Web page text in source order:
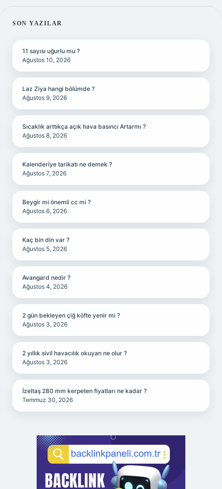
SIDEBAR
SON YAZILAR
11 sayısı uğurlu mu ?
Ağustos 10, 2026
Laz Ziya hangi bölümde ?
Ağustos 9, 2026
Sıcaklık arttıkça açık hava basıncı Artarmı ?
Ağustos 8, 2026
Kalenderiye tarikatı ne demek ?
Ağustos 7, 2026
Beygir mi önemli cc mi ?
Ağustos 6, 2026
Kaç bin din var ?
Ağustos 5, 2026
Avangard nedir ?
Ağustos 4, 2026
2 gün bekleyen çiğ köfte yenir mi ?
Ağustos 3, 2026
2 yıllık sivil havacılık okuyan ne olur ?
Ağustos 3, 2026
İzeltaş 280 mm kerpeten fiyatları ne kadar ?
Temmuz 30, 2026